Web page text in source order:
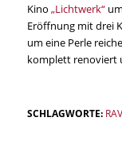
Kino „Lichtwerk“
Eröffnung mit drei
um eine Perle
komplett renoviert
SCHLAGWORTE: